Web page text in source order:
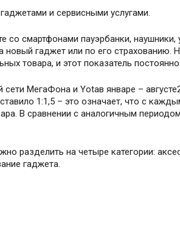
и сервисными услугами.
со смартфонами пауэрбанки, наушники,
новый гаджет или по его страхованию.
товара, и этот показатель постоянно
МегаФона и Yotaв январе –
1:1,5 – это означает, что с
В сравнении с аналогичным
разделить на четыре категории:
гаджета.